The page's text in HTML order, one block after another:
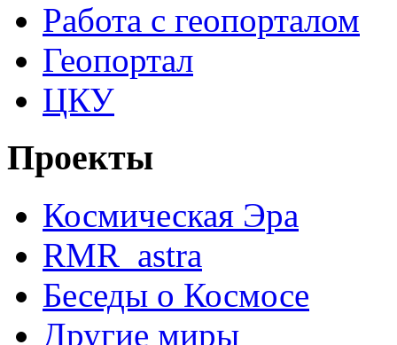
Работа с геопорталом
Геопортал
ЦКУ
Проекты
Космическая Эра
RMR_astra
Беседы о Космосе
Другие миры